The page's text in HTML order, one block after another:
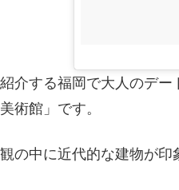
介する福岡で大人のデ
術館」です。
の中に近代的な建物が印